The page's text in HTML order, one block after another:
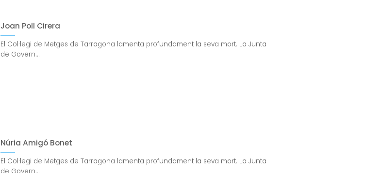
Joan Poll Cirera
El Col·legi de Metges de Tarragona lamenta profundament la seva mort. La Junta
de Govern...
Núria Amigó Bonet
El Col·legi de Metges de Tarragona lamenta profundament la seva mort. La Junta